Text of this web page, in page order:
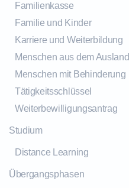
Familienkasse
Familie und Kinder
Karriere und Weiterbildung
Menschen aus dem Ausland
Menschen mit Behinderung
Tätigkeitsschlüssel
Weiterbewilligungsantrag
Studium
Distance Learning
Übergangsphasen